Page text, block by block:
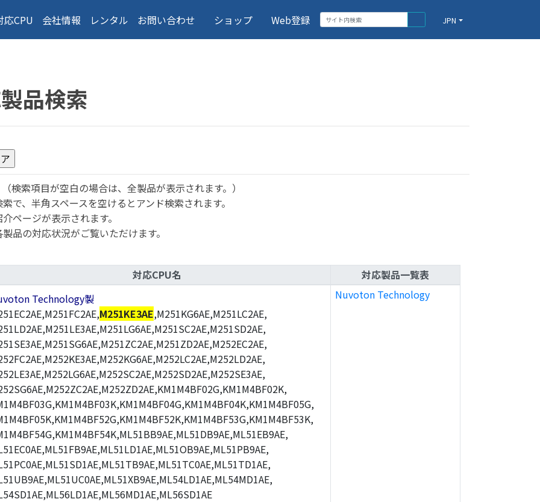
応CPU 会社情報 レンタル お問い合わせ ショップ Web登録 JPN
品検索
（検索項目が空白の場合は、全製品が表示されます。）
で、半角スペースを空けるとアンド検索されます。
ページが表示されます。
品の対応状況がご覧いただけます。
対応CPU名
対応製品一覧表
Technology製
M251KE3AE,M251KG6AE,M251LC2AE,
Nuvoton Technology